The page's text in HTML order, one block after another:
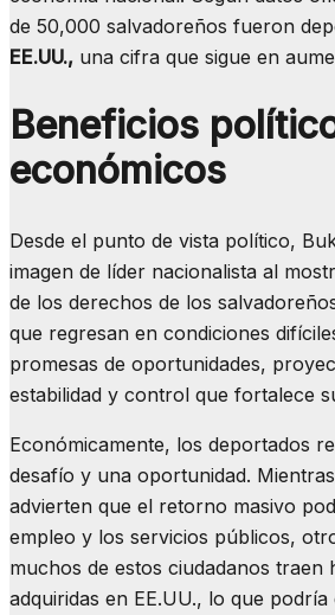
de 50,000 salvadoreños fueron
EE.UU., una cifra que sigue en
Beneficios
económicos
Desde el punto de vista político,
imagen de líder nacionalista al
de los derechos de los
que regresan en condiciones
promesas de oportunidades,
estabilidad y control que fortalece
Económicamente, los deportados
desafío y una oportunidad.
advierten que el retorno masivo
empleo y los servicios públicos,
muchos de estos ciudadanos traen
adquiridas en EE.UU., lo que